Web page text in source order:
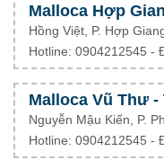
Malloca Hợp
Hồng Việt, P. Hợp
Hotline: 0904212545 -
Malloca Vũ Thư -
Nguyễn Mậu Kiến, P.
Hotline: 0904212545 -